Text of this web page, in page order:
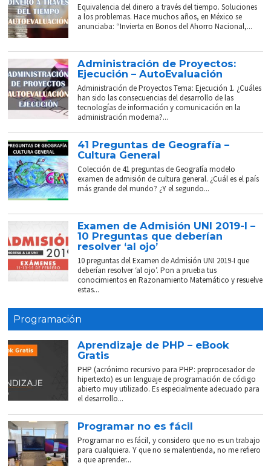
Equivalencia del dinero a través del tiempo. Soluciones
a los problemas. Hace muchos años, en México se
anunciaba: “Invierta en Bonos del Ahorro Nacional,...
Administración de Proyectos:
Ejecución – AutoEvaluación
Administración de Proyectos Tema: Ejecución 1. ¿Cuáles
han sido las consecuencias del desarrollo de las
tecnologías de información y comunicación en la
administración moderna?...
41 Preguntas de Geografía –
Cultura General
Colección de 41 preguntas de Geografía modelo
examen de admisión de cultura general. ¿Cuál es el país
más grande del mundo? ¿Y el segundo...
Examen de Admisión UNI 2019-I –
10 Preguntas que deberían
resolver ‘al ojo’
10 preguntas del Examen de Admisión UNI 2019-I que
deberían resolver ‘al ojo’. Pon a prueba tus
conocimientos en Razonamiento Matemático y resuelve
estas...
Programación
Aprendizaje de PHP – eBook
Gratis
PHP (acrónimo recursivo para PHP: preprocesador de
hipertexto) es un lenguaje de programación de código
abierto muy utilizado. Es especialmente adecuado para
el desarrollo...
Programar no es fácil
Programar no es fácil, y considero que no es un trabajo
para cualquiera. Y que no se malentienda, no me refiero
a que aprender...